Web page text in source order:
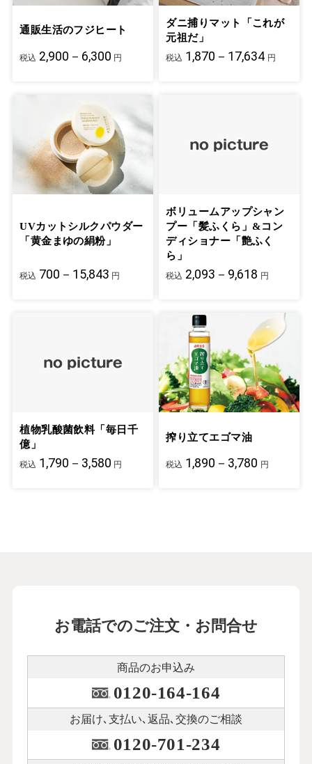
通販生活のフジヒート
税込 2,900－6,300 円
ダニ捕りマット「これが
元祖だ」
税込 1,870－17,634 円
UVカットシルクパウダー
「黄金まゆの絹粉」
税込 700－15,843 円
ボリュームアップシャン
プー「髪ふくら」&コン
ディショナー「艶ふく
ら」
税込 2,093－9,618 円
植物乳酸菌飲料「毎日千
億」
税込 1,790－3,580 円
搾り立てエゴマ油
税込 1,890－3,780 円
お電話でのご注文・お問合せ
商品のお申込み
0120-164-164
お届け､支払い､ 返品､交換のご相談
0120-701-234